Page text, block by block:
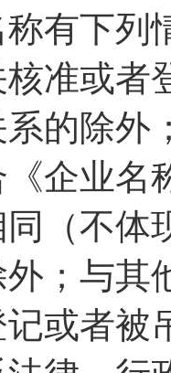
称有下
准或者
系的除外
企业名
（不体
；与其
或者被